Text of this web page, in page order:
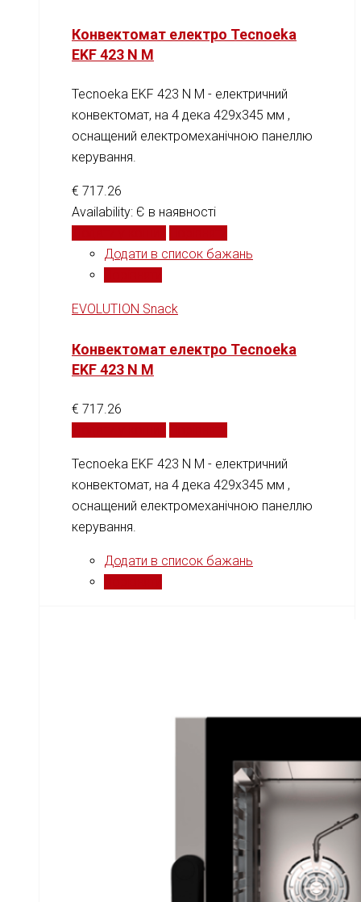
Конвектомат електро Tecnoeka
EKF 423 N M
Tecnoeka EKF 423 N M - електричний
конвектомат, на 4 дека 429x345 мм ,
оснащений електромеханічною панеллю
керування.
€ 717.26
Availability: Є в наявності
Додати в список бажань
EVOLUTION Snack
Конвектомат електро Tecnoeka
EKF 423 N M
€ 717.26
Tecnoeka EKF 423 N M - електричний
конвектомат, на 4 дека 429x345 мм ,
оснащений електромеханічною панеллю
керування.
Додати в список бажань